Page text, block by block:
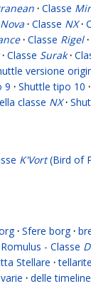
· Classe
Nova · Classe NX ·
· Classe Rigel ·
· Classe Surak ·
versione
9 · Shuttle tipo 10 ·
classe NX ·
K'Vort(Bird of
· Sfere borg ·
Romulus - Classe
Stellare · tellarite
varie · delle